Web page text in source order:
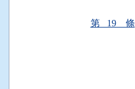
第 19 條